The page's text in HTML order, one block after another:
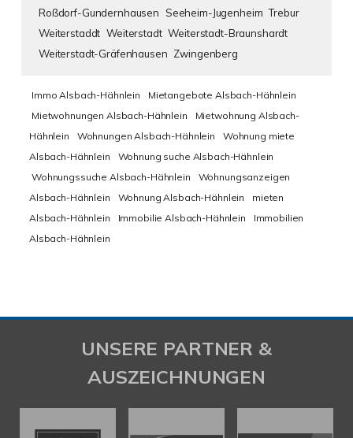
Roßdorf-Gundernhausen Seeheim-Jugenheim Trebur
Weiterstaddt Weiterstadt Weiterstadt-Braunshardt
Weiterstadt-Gräfenhausen Zwingenberg
Immo Alsbach-Hähnlein
Mietangebote Alsbach-Hähnlein
Mietwohnungen Alsbach-Hähnlein
Mietwohnung Alsbach-
Hähnlein
Wohnungen Alsbach-Hähnlein
Wohnung miete
Alsbach-Hähnlein
Wohnung suche Alsbach-Hähnlein
Wohnungssuche Alsbach-Hähnlein
Wohnungsanzeigen
Alsbach-Hähnlein
Wohnung Alsbach-Hähnlein
mieten
Alsbach-Hähnlein
Immobilie Alsbach-Hähnlein
Immobilien
Alsbach-Hähnlein
UNSERE PARTNER &
AUSZEICHNUNGEN